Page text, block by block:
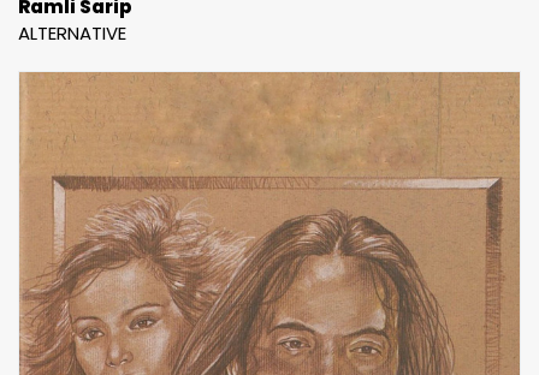
Ramli Sarip
ALTERNATIVE